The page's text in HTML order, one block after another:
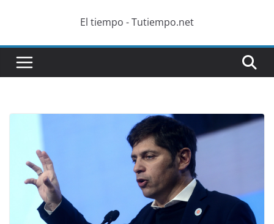
El tiempo - Tutiempo.net